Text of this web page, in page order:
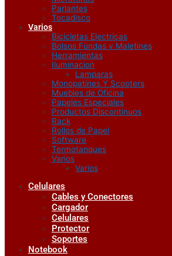
Parlantes
Tocadisco
Varios
Bicicletas Electricas
Bolsos Fundas y Maletines
Herramientas
Iluminacion
Lamparas
Monopatines Y Scooters
Muebles de Oficina
Papeles Especiales
Productos Discontinuos
Rack
Rollos de Papel
Software
Termotanques
Varios
Varios
Celulares
Cables y Conectores
Cargador
Celulares
Protector
Soportes
Notebook